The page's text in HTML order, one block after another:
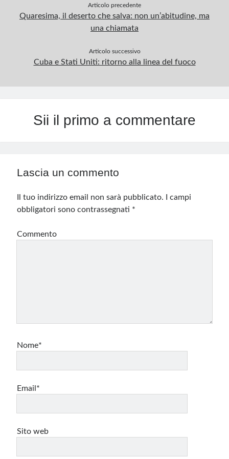
Articolo precedente
Quaresima, il deserto che salva: non un’abitudine, ma
una chiamata
Articolo successivo
Cuba e Stati Uniti: ritorno alla linea del fuoco
Sii il primo a commentare
Lascia un commento
Il tuo indirizzo email non sarà pubblicato.
I campi
obbligatori sono contrassegnati *
Commento
Nome*
Email*
Sito web